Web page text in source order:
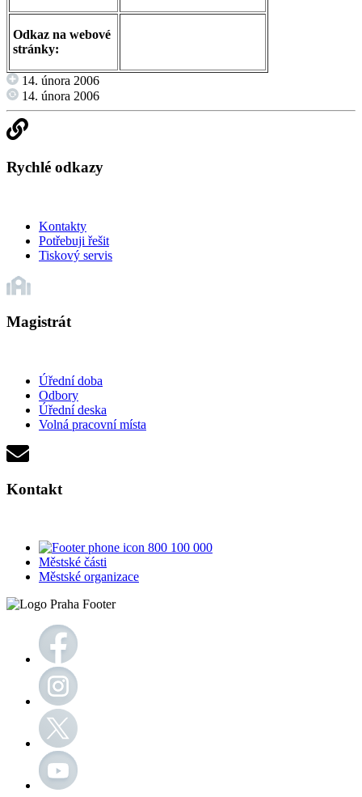
Odkaz na webové
stránky:
14. února 2006
14. února 2006
Rychlé odkazy
Kontakty
Potřebuji řešit
Tiskový servis
Magistrát
Úřední doba
Odbory
Úřední deska
Volná pracovní místa
Kontakt
800 100 000
Městské části
Městské organizace